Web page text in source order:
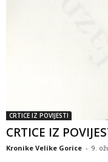
CRTICE IZ POVIJESTI
CRTICE IZ
Kronike Velike Gorice - 9.